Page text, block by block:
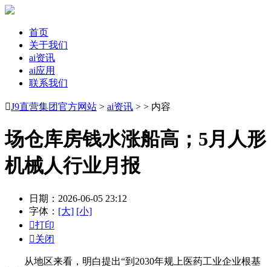
首页
关于我们
ai资讯
ai应用
联系我们
J9直营集团官方网站 > ai资讯 > > 内容
场仓库房钱水涨船高；5月人形
机械人行业月报
日期：2026-06-05 23:12
字体： [大] [小]
打印
关闭
从地区来看，明白提出“到2030年规上医药工业企业根基